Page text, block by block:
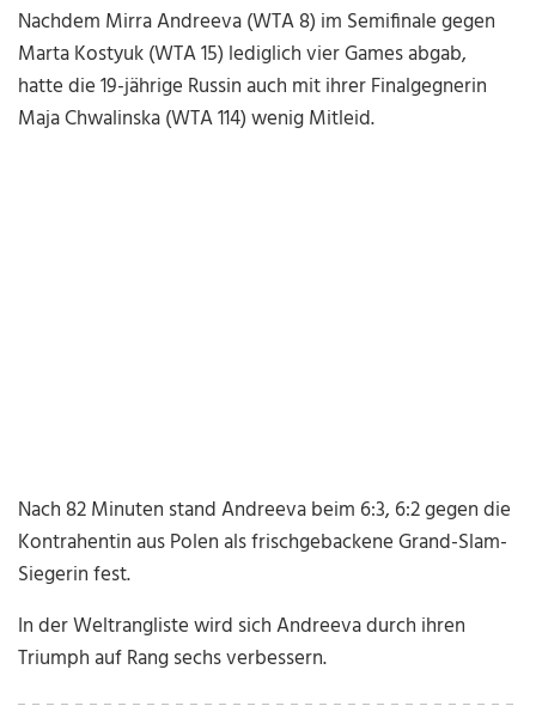
Nachdem Mirra Andreeva (WTA 8) im Semifinale gegen
Marta Kostyuk (WTA 15) lediglich vier Games abgab,
hatte die 19-jährige Russin auch mit ihrer Finalgegnerin
Maja Chwalinska (WTA 114) wenig Mitleid.
Nach 82 Minuten stand Andreeva beim 6:3, 6:2 gegen die
Kontrahentin aus Polen als frischgebackene Grand-Slam-
Siegerin fest.
In der Weltrangliste wird sich Andreeva durch ihren
Triumph auf Rang sechs verbessern.